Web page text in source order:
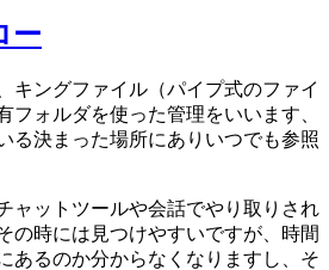
ー
キングファイル（パイプ式のファイ
フォルダを使った管理をいいます、
る決まった場所にありいつでも参照
ャットツールや会話でやり取りされ
の時には見つけやすいですが、時間
あるのか分からなくなりますし、そ